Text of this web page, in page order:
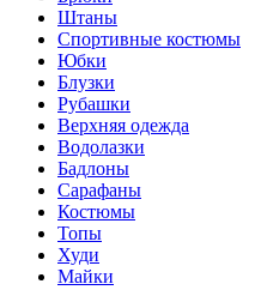
Штаны
Спортивные костюмы
Юбки
Блузки
Рубашки
Верхняя одежда
Водолазки
Бадлоны
Сарафаны
Костюмы
Топы
Худи
Майки